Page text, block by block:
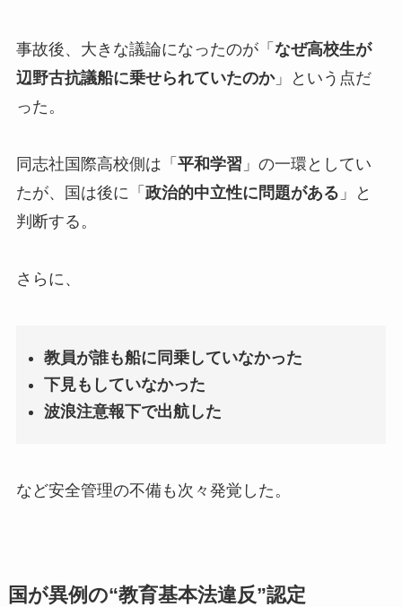
事故後、大きな議論になったのが「 なぜ高校生が
辺野古抗議船に乗せられていたのか」という点だ
った。
同志社国際高校側は「 平和学習 」の一環としてい
たが、国は後に「 政治的中立性に問題がある 」と
判断する。
さらに、
教員が誰も船に同乗していなかった
下見もしていなかった
波浪注意報下で出航した
など安全管理の不備も次々発覚した。
国が異例の“教育基本法違反”認定